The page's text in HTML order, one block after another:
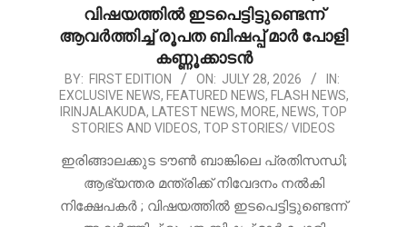
വിഷയത്തിൽ ഇടപെട്ടിട്ടുണ്ടെന്ന്
ആവർത്തിച്ച് രൂപത ബിഷപ്പ് മാർ പോളി
കണ്ണൂക്കാടൻ
2026-
07-
BY: FIRST EDITION ON: JULY 28, 2026
IN:
EXCLUSIVE NEWS, FEATURED NEWS, FLASH NEWS,
IRINJALAKUDA, LATEST NEWS, MORE, NEWS, TOP
STORIES AND VIDEOS, TOP STORIES/ VIDEOS
ഇരിങ്ങാലക്കുട ടൗൺ ബാങ്കിലെ പ്രതിസന്ധി;
ആഭ്യന്തര മന്ത്രിക്ക് നിവേദനം നൽകി
നിക്ഷേപകർ ; വിഷയത്തിൽ ഇടപെട്ടിട്ടുണ്ടെന്ന്